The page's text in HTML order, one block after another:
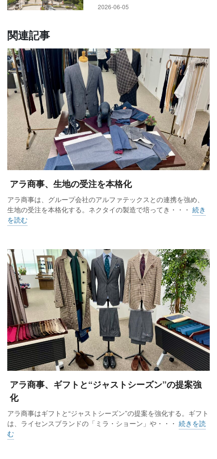
2026-06-05
関連記事
アラ商事、生地の受注を本格化
アラ商事は、グループ会社のアルファテックスとの連携を強め、
生地の受注を本格化する。ネクタイの製造で培ってき・・・ 続き
を読む
アラ商事、ギフトと“ジャストシーズン”の提案強
化
アラ商事はギフトと“ジャストシーズン”の提案を強化する。ギフト
は、ライセンスブランドの「ミラ・ショーン」や・・・ 続きを読
む